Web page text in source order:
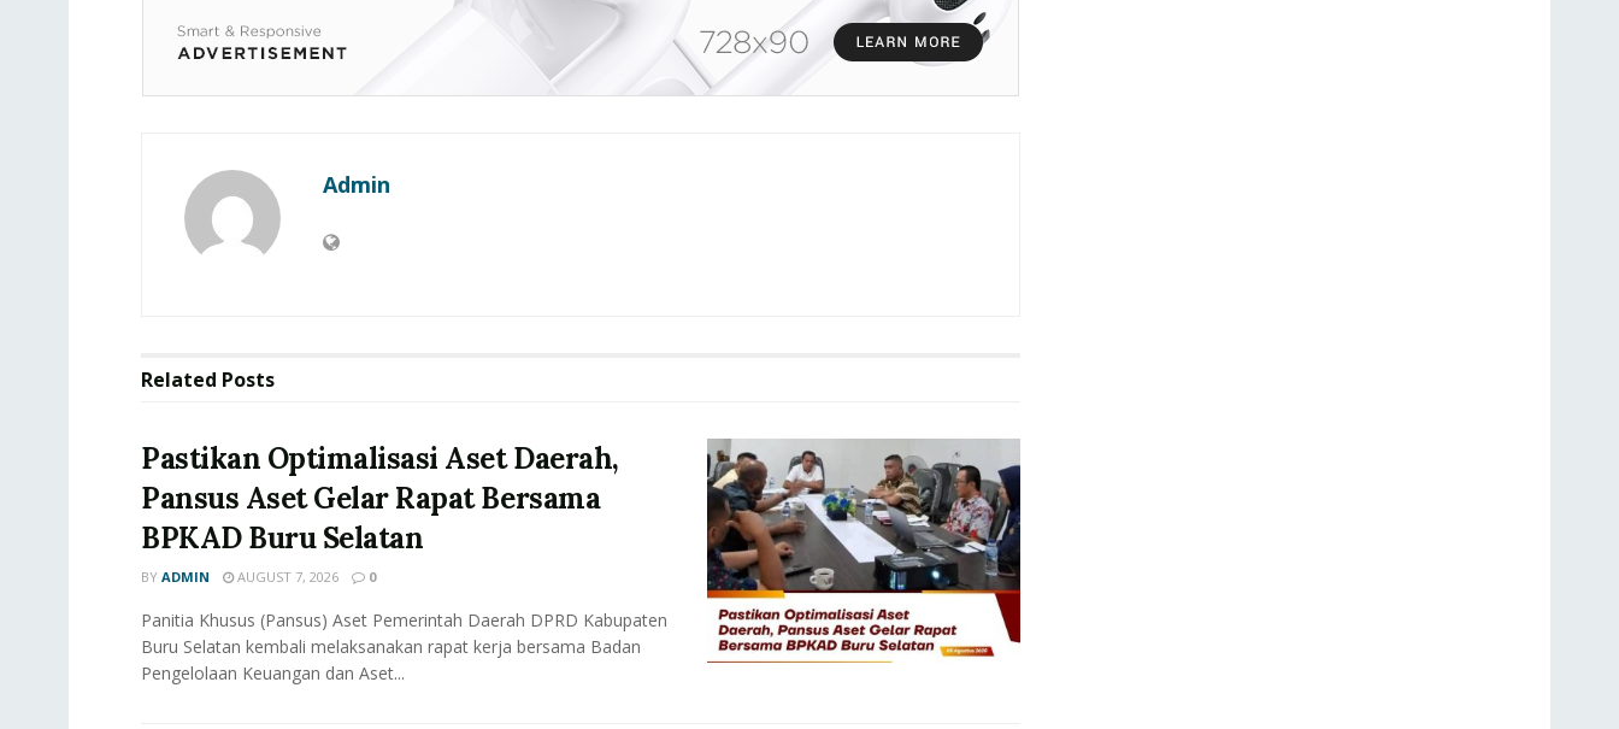
Admin
Related Posts
Pastikan Optimalisasi Aset Daerah,
Pansus Aset Gelar Rapat Bersama
BPKAD Buru Selatan
BY ADMIN AUGUST 7, 2026 0
Panitia Khusus (Pansus) Aset Pemerintah Daerah DPRD Kabupaten
Buru Selatan kembali melaksanakan rapat kerja bersama Badan
Pengelolaan Keuangan dan Aset...